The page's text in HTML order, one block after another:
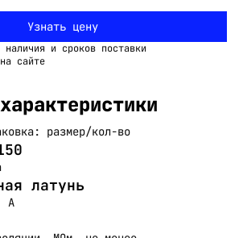
Узнать цену
и сроков поставки
сайте
размер/кол-во
латунь
А